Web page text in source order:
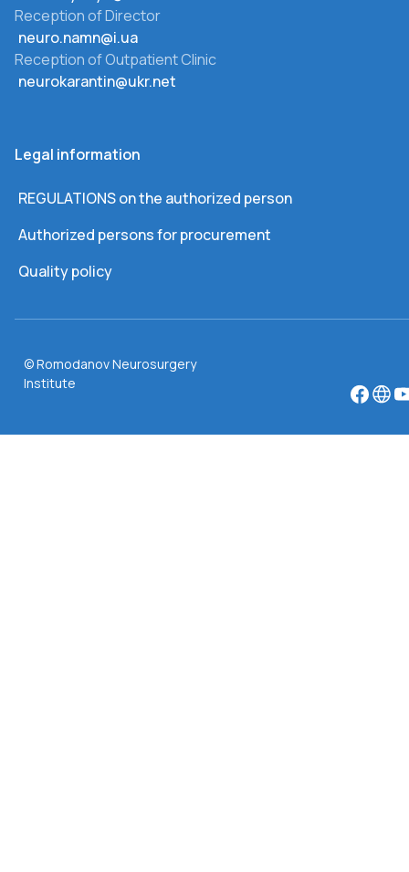
Reception of Director
neuro.namn@i.ua
Reception of Outpatient Clinic
neurokarantin@ukr.net
Legal information
REGULATIONS on the authorized person
Authorized persons for procurement
Quality policy
© Romodanov Neurosurgery
Institute